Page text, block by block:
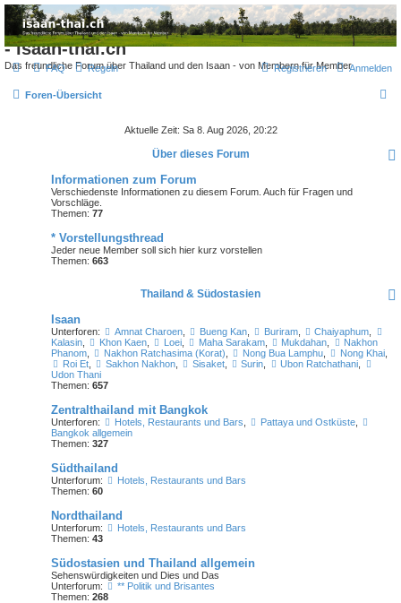
Thailand & Isaan Forum
- isaan-thai.ch
Das freundliche Forum über Thailand und den Isaan - von Membern für Member
FAQ Regeln Anmelden
Registrieren
Foren-Übersicht
h
Aktuelle Zeit: Sa 8. Aug 2026, 20:22
Über dieses Forum
Informationen zum Forum
Verschiedenste Informationen zu diesem Forum. Auch für Fragen und
Vorschläge.
Themen: 77
* Vorstellungsthread
Jeder neue Member soll sich hier kurz vorstellen
Themen: 663
Thailand & Südostasien
Isaan
Unterforen: Amnat Charoen, Bueng Kan, Buriram, Chaiyaphum
Kalasin
Khon Kaen, Loei, Maha Sarakam, Mukdahan
Nakhon
Phanom
Nakhon Ratchasima (Korat) Nong Bua Lamphu, Nong Khai,
Roi Et, Sakhon Nakhon, Sisaket, Surin Ubon Ratchathani
Udon Thani
Themen: 657
Zentralthailand mit Bangkok
Unterforen: Hotels, Restaurants und Bars Pattaya und Ostküste,
Bangkok allgemein
Themen: 327
Südthailand
Unterforum:
Hotels, Restaurants und Bars
Themen: 60
Nordthailand
Unterforum:
Hotels, Restaurants und Bars
Themen: 43
Südostasien und Thailand allgemein
Sehenswürdigkeiten und Dies und Das
Unterforum:
** Politik und Brisantes
Themen: 268